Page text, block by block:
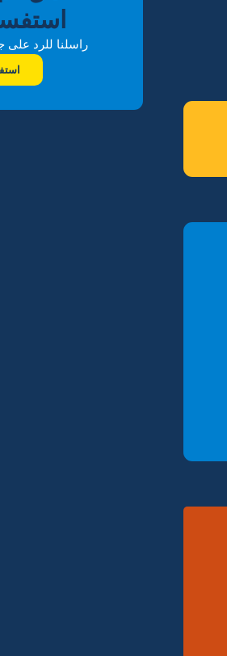
راسلنا للرد على